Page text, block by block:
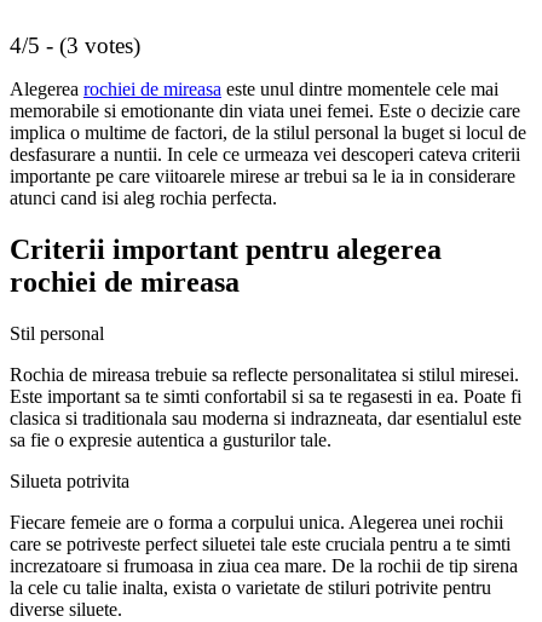
4/5 - (3 votes)
Alegerea rochiei de mireasa este unul dintre momentele cele mai
memorabile si emotionante din viata unei femei. Este o decizie care
implica o multime de factori, de la stilul personal la buget si locul de
desfasurare a nuntii. In cele ce urmeaza vei descoperi cateva criterii
importante pe care viitoarele mirese ar trebui sa le ia in considerare
atunci cand isi aleg rochia perfecta.
Criterii important pentru alegerea
rochiei de mireasa
Stil personal
Rochia de mireasa trebuie sa reflecte personalitatea si stilul miresei.
Este important sa te simti confortabil si sa te regasesti in ea. Poate fi
clasica si traditionala sau moderna si indrazneata, dar esentialul este
sa fie o expresie autentica a gusturilor tale.
Silueta potrivita
Fiecare femeie are o forma a corpului unica. Alegerea unei rochii
care se potriveste perfect siluetei tale este cruciala pentru a te simti
increzatoare si frumoasa in ziua cea mare. De la rochii de tip sirena
la cele cu talie inalta, exista o varietate de stiluri potrivite pentru
diverse siluete.